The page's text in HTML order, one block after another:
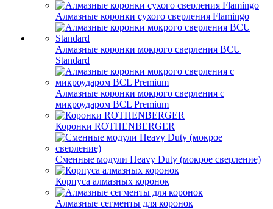
Алмазные коронки сухого сверления Flamingo
Алмазные коронки мокрого сверления BCU
Standard
Алмазные коронки мокрого сверления с
микроударом BCL Premium
Коронки ROTHENBERGER
Сменные модули Heavy Duty (мокрое сверление)
Корпуса алмазных коронок
Алмазные сегменты для коронок